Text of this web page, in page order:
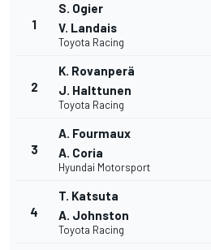
1
S. Ogier
V. Landais
Toyota Racing
2
K. Rovanperä
J. Halttunen
Toyota Racing
3
A. Fourmaux
A. Coria
Hyundai Motorsport
4
T. Katsuta
A. Johnston
Toyota Racing